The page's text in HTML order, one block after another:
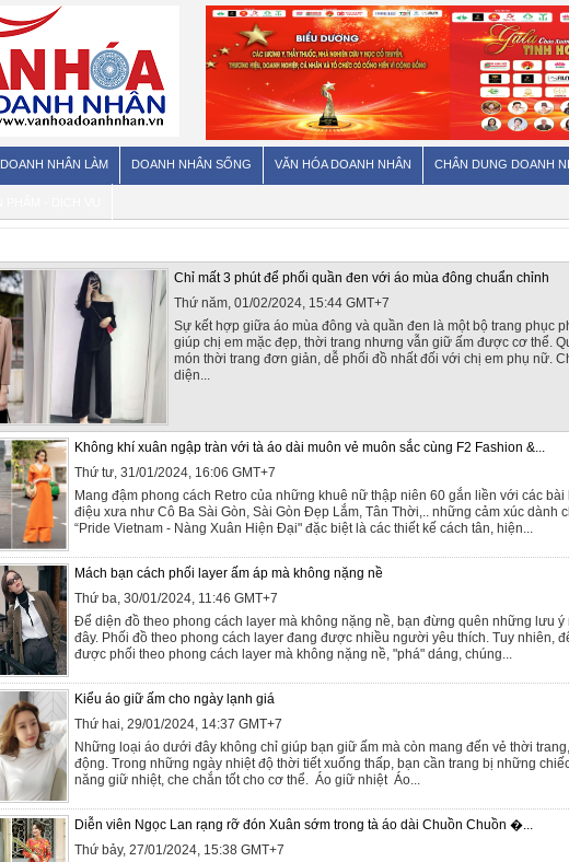
DOANH NHÂN LÀM DOANH NHÂN SỐNG VĂN HÓA DOANH NHÂN CHÂN DUNG DOANH
Chỉ mất 3 phút để phối quần đen với áo mùa đông chuẩn chỉnh
Thứ năm, 01/02/2024, 15:44 GMT+7
Sự kết hợp giữa áo mùa đông và quần đen là một bộ trang phục
giúp chị em mặc đẹp, thời trang nhưng vẫn giữ ấm được cơ thể.
món thời trang đơn giản, dễ phối đồ nhất đối với chị em phụ nữ.
diện...
Không khí xuân ngập tràn với tà áo dài muôn vẻ muôn sắc cùng F2 Fashion &...
Thứ tư, 31/01/2024, 16:06 GMT+7
Mang đậm phong cách Retro của những khuê nữ thập niên 60 gắn liền với các bài
điệu xưa như Cô Ba Sài Gòn, Sài Gòn Đẹp Lắm, Tân Thời,.. những cảm xúc dành
“Pride Vietnam - Nàng Xuân Hiện Đại" đặc biệt là các thiết kế cách tân, hiện...
Mách bạn cách phối layer ấm áp mà không nặng nề
Thứ ba, 30/01/2024, 11:46 GMT+7
Để diện đồ theo phong cách layer mà không nặng nề, bạn đừng quên những lưu ý
đây. Phối đồ theo phong cách layer đang được nhiều người yêu thích. Tuy nhiên,
được phối theo phong cách layer mà không nặng nề, "phá" dáng, chúng...
Kiểu áo giữ ấm cho ngày lạnh giá
Thứ hai, 29/01/2024, 14:37 GMT+7
Những loại áo dưới đây không chỉ giúp bạn giữ ấm mà còn mang đến vẻ thời
động. Trong những ngày nhiệt độ thời tiết xuống thấp, bạn cần trang bị những
năng giữ nhiệt, che chắn tốt cho cơ thể. Áo giữ nhiệt Áo...
Diễn viên Ngọc Lan rạng rỡ đón Xuân sớm trong tà áo dài Chuồn Chuồn �...
Thứ bảy, 27/01/2024, 15:38 GMT+7